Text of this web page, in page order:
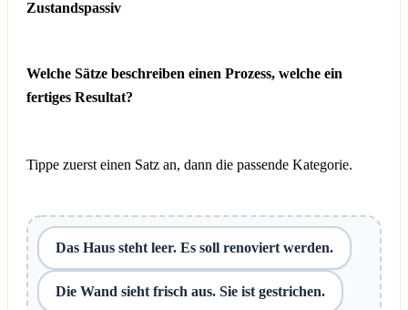
Zustandspassiv
Welche Sätze beschreiben einen Prozess, welche ein
fertiges Resultat?
Tippe zuerst einen Satz an, dann die passende Kategorie.
Das Haus steht leer. Es soll renoviert werden.
Die Wand sieht frisch aus. Sie ist gestrichen.